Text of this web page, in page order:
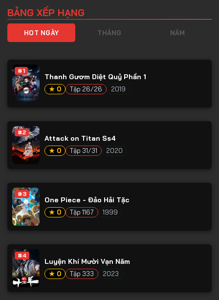
BẢNG XẾP HẠNG
HOT NGÀY THÁNG NĂM
#1
Thanh Gươm Diệt Quỷ Phần 1
★ 0 Tập 26/26 2019
#2
Attack on Titan Ss4
★ 0 Tập 31/31 2020
#3
One Piece - Đảo Hải Tặc
★ 0 Tập 1167 1999
#4
Luyện Khí Mười Vạn Năm
★ 0 Tập 333 2023